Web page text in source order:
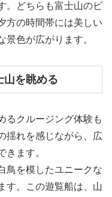
。どちらも富士山のビ
方の時間帯には美しい
景色が広がります。
山を眺める
るクルージング体験も
揺れを感じながら、広
きます。
鳥を模したユニークな
す。この遊覧船は、山